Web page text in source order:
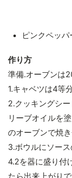
ピンクペッ
作り方
準備.オーブンは
1.キャベツは4等
2.クッキングシ
リーブオイルを
のオーブンで焼
3.ボウルにソー
4.2を器に盛り付
たら出来上がりで